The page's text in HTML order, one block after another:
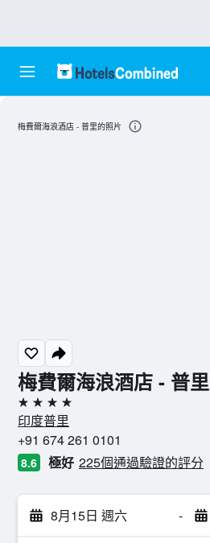
梅費爾海浪酒店 - 普里
4星級
印度普里
+91 674 261 0101
8.6 極好 225個通過驗證的評分
8月15日 週六 -
梅費爾海浪酒店 - 普里的照片